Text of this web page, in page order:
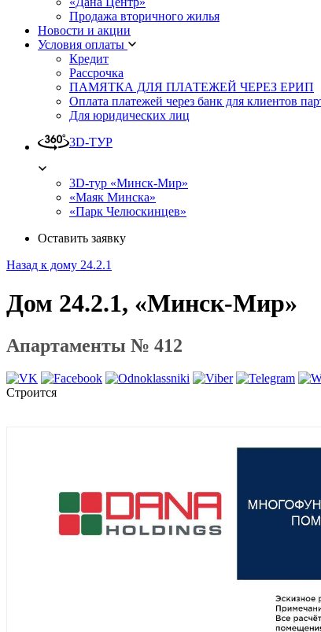
Продажа вторичного жилья
Новости и акции
Условия оплаты
Кредит
Рассрочка
ПАМЯТКА ДЛЯ ПЛАТЕЖЕЙ ЧЕРЕЗ ЕРИП
Оплата платежей через банк для клиентов
Для юридических лиц
3D-ТУР
3D-тур «Минск-Мир»
«Маяк Минска»
«Парк Челюскинцев»
Оставить заявку
Назад к дому 24.2.1
Дом 24.2.1, «Минск-Мир»
Апартаменты № 412
Строится